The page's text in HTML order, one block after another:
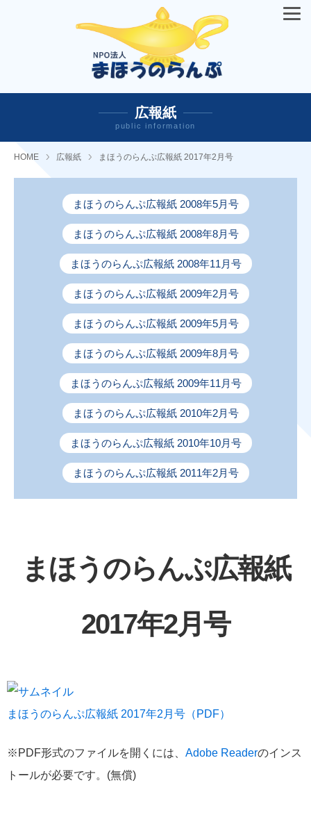
広報紙
public information
HOME 広報紙 まほうのらんぷ広報紙 2017年2月号
まほうのらんぷ広報紙 2008年5月号
まほうのらんぷ広報紙 2008年8月号
まほうのらんぷ広報紙 2008年11月号
まほうのらんぷ広報紙 2009年2月号
まほうのらんぷ広報紙 2009年5月号
まほうのらんぷ広報紙 2009年8月号
まほうのらんぷ広報紙 2009年11月号
まほうのらんぷ広報紙 2010年2月号
まほうのらんぷ広報紙 2010年10月号
まほうのらんぷ広報紙 2011年2月号
まほうのらんぷ広報紙
2017年2月号
まほうのらんぷ広報紙 2017年2月号（PDF）
※PDF形式のファイルを開くには、 Adobe Readerのインス
トールが必要です。(無償)